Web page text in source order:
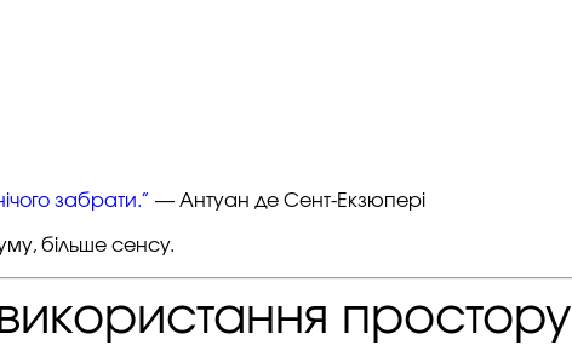
забрати.” — Антуан де Сент-Екзюпері
більше сенсу.
простору